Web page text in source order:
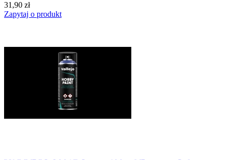
31,90 zł
Zapytaj o produkt